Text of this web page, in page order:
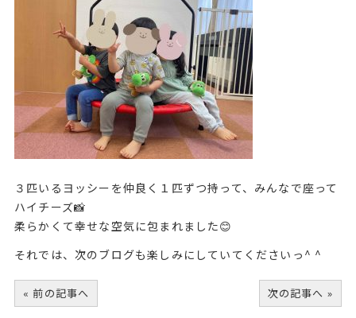
３匹いるヨッシーを仲良く１匹ずつ持って、みんなで座って
ハイチーズ📸
柔らかくて幸せな空気に包まれました😊
それでは、次のブログも楽しみにしていてくださいっ^ ^
« 前の記事へ 次の記事へ »